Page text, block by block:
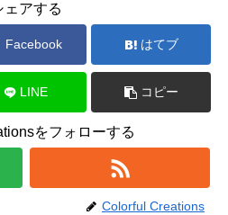
ェアする
Facebook はてブ
LINE コピー
をフォローする
Colorful Creations